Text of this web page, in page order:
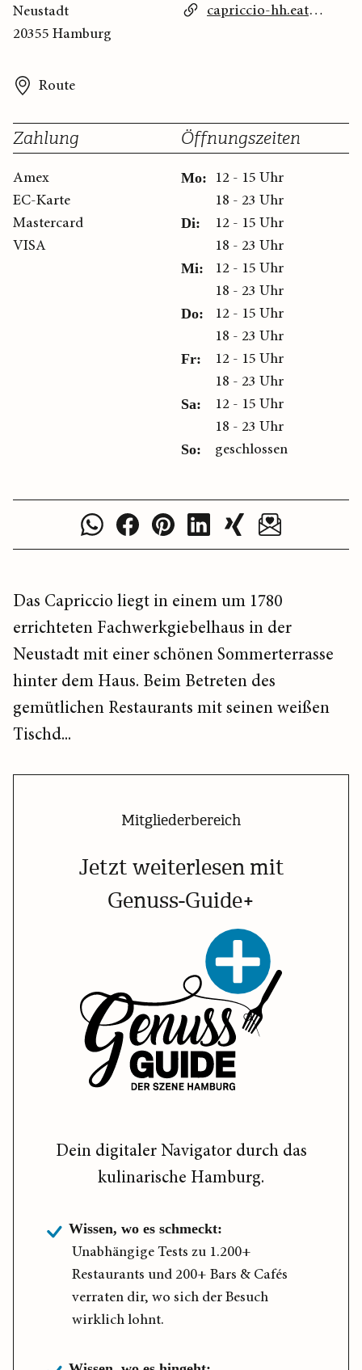
Neustadt
20355 Hamburg
Route
capriccio-hh.eatbu.com
Zahlung
Amex
EC-Karte
Mastercard
VISA
Öffnungszeiten
Mo:
12 - 15 Uhr
18 - 23 Uhr
Di:
12 - 15 Uhr
18 - 23 Uhr
Mi:
12 - 15 Uhr
18 - 23 Uhr
Do:
12 - 15 Uhr
18 - 23 Uhr
Fr:
12 - 15 Uhr
18 - 23 Uhr
Sa:
12 - 15 Uhr
18 - 23 Uhr
So: geschlossen
Das Capriccio liegt in einem um 1780
errichteten Fachwerkgiebelhaus in der
Neustadt mit einer schönen Sommerterrasse
hinter dem Haus. Beim Betreten des
gemütlichen Restaurants mit seinen weißen
Tischd...
Mitgliederbereich
Jetzt weiterlesen mit
Genuss-Guide+
Dein digitaler Navigator durch das
kulinarische Hamburg.
Wissen, wo es schmeckt:
Unabhängige Tests zu 1.200+
Restaurants und 200+ Bars & Cafés
verraten dir, wo sich der Besuch
wirklich lohnt.